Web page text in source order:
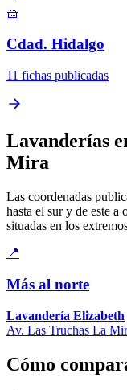
🧺
Cdad. Hidalgo
11 fichas publicadas
Lavanderías
Mira
Las coordenadas
hasta el sur y de este a
situadas en los
📍
Más al norte
Lavandería Elizabeth
Av. Las Truchas La
Cómo